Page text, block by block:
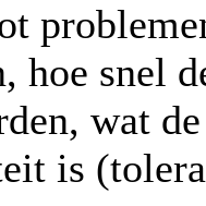
hoe snel
wat
is